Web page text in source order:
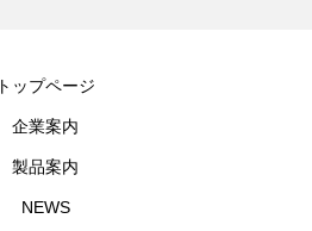
トップページ
企業案内
製品案内
NEWS